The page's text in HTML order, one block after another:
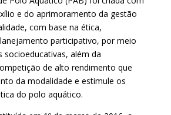
e do aprimoramento da gestão
com base na ética,
participativo, por meio
socioeducativas, além da
de alto rendimento que
da modalidade e estimule os
do polo aquático.